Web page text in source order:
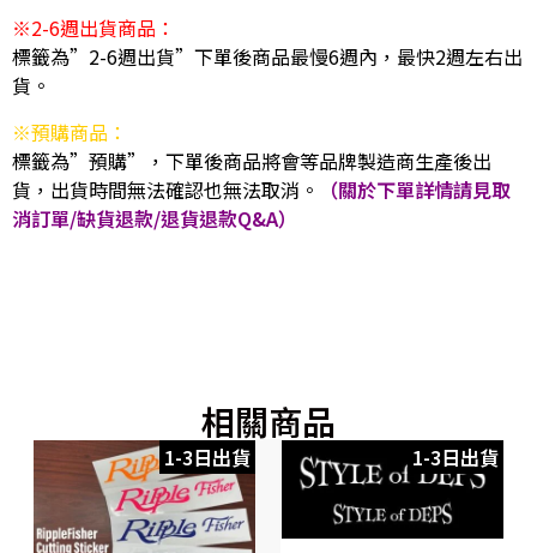
※2-6週出貨商品：
標籤為”2-6週出貨”下單後商品最慢6週內，最快2週左右出
貨。
※預購商品：
標籤為”預購”，下單後商品將會等品牌製造商生產後出
貨，出貨時間無法確認也無法取消。
（關於下單詳情請見取
消訂單/缺貨退款/退貨退款Q&A）
相關商品
1-3日出貨 1-3日出貨